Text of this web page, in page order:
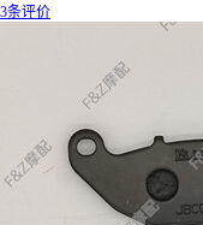
3条评价